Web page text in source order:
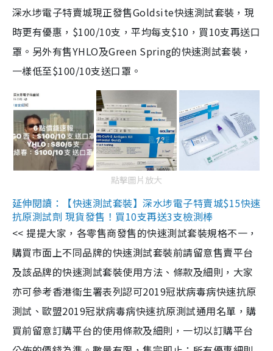
深水埗電子特賣城現正發售Goldsite快速測試套裝，現
時更有優惠，$100/10支，平均每支$10，買10支再送口
罩。另外有售YHLO及Green Spring的快速測試套裝，
一樣低至$100/10支送口罩。
點擊圖片放大
延伸閱讀：【快速測試套裝】深水埗電子特賣城$15快速
抗原測試劑 現貨發售！買10支再送3支檢測棒
<< 提提大家，各零售商發售的快速測試套裝規格不一，
購買市面上不同品牌的快速測試套裝前請留意售賣平台
及該品牌的快速測試套裝使用方法、條款及細則，大家
亦可參考香港衞生署表列認可2019冠狀病毒病快速抗原
測試、歐盟2019冠狀病毒病快速抗原測試通用名單，購
買前留意訂購平台的使用條款及細則，一切以訂購平台